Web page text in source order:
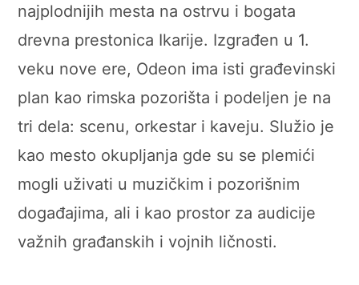
najplodnijih mesta na ostrvu i bogata
drevna prestonica Ikarije. Izgrađen u 1.
veku nove ere, Odeon ima isti građevinski
plan kao rimska pozorišta i podeljen je na
tri dela: scenu, orkestar i kaveju. Služio je
kao mesto okupljanja gde su se plemići
mogli uživati u muzičkim i pozorišnim
događajima, ali i kao prostor za audicije
važnih građanskih i vojnih ličnosti.